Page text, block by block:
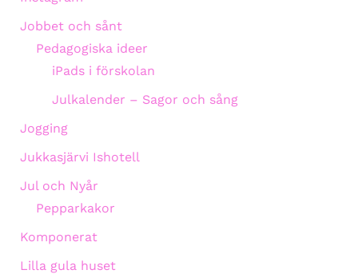
Jobbet och sånt
Pedagogiska ideer
iPads i förskolan
Julkalender – Sagor och sång
Jogging
Jukkasjärvi Ishotell
Jul och Nyår
Pepparkakor
Komponerat
Lilla gula huset